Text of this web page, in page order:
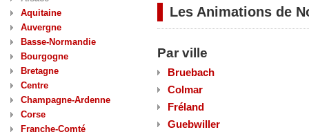
Aquitaine
Auvergne
Basse-Normandie
Bourgogne
Bretagne
Centre
Champagne-Ardenne
Corse
Franche-Comté
Les Animations de
Par ville
Bruebach
Colmar
Fréland
Guebwiller